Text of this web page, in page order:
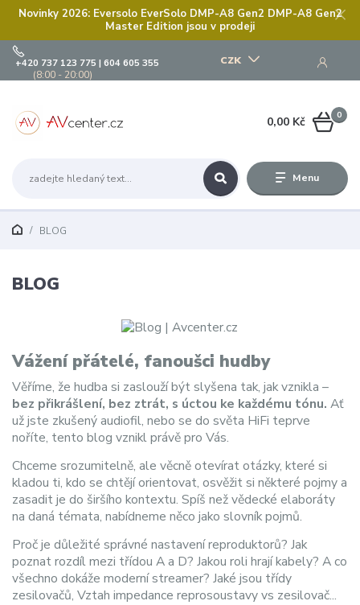
Novinky 2026: Eversolo EverSolo DMP-A8 Gen2 DMP-A8 Gen2
Master Edition jsou v prodeji
Menu
CZK
+420 737 123 775 | 604 605 355
(8:00 - 20:00)
0
0,00 Kč
BLOG
BLOG
Vážení přátelé, fanoušci hudby
Věříme, že hudba si zaslouží být slyšena tak, jak vznikla –
bez přikrášlení, bez ztrát, s úctou ke každému tónu. Ať
už jste zkušený audiofil, nebo se do světa HiFi teprve
noříte, tento blog vznikl právě pro Vás.
Chceme srozumitelně, ale věcně otevírat otázky, které si
kladou ti, kdo se chtějí orientovat, osvěžit si některé pojmy a
zasadit je do širšího kontextu. Spíš než vědecké elaboráty
na daná témata, nabídneme něco jako slovník pojmů.
Proč je důležité správné nastavení reproduktorů? Jak
poznat rozdíl mezi třídou A a D? Jakou roli hrají kabely? A co
všechno dokáže moderní streamer? Jaké jsou třídy
zesilovačů, Vztah impedance reprosoustavy vs zesilovač...